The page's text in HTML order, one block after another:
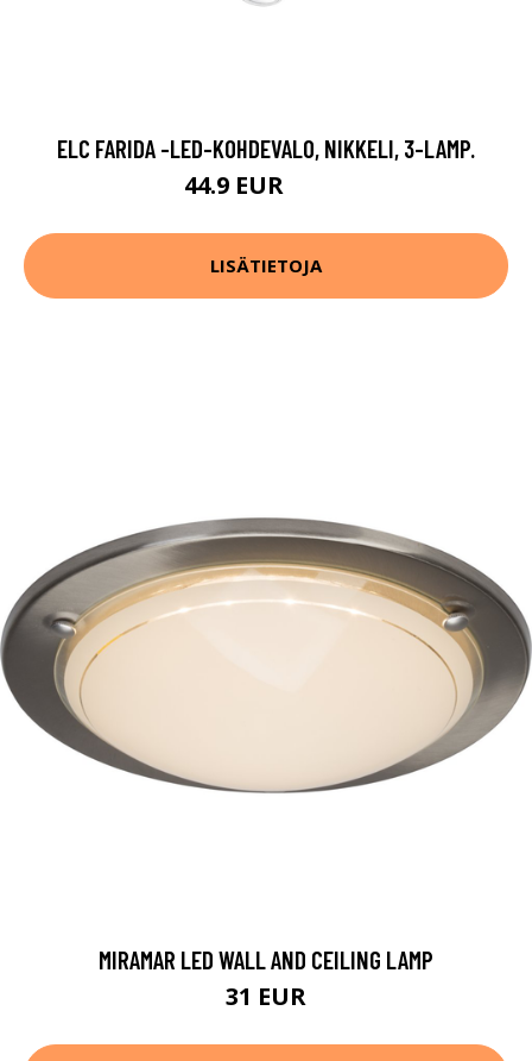
ELC FARIDA -LED-KOHDEVALO, NIKKELI, 3-LAMP.
44.9 EUR
LISÄTIETOJA
MIRAMAR LED WALL AND CEILING LAMP
31 EUR